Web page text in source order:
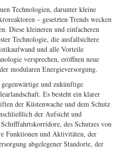
Technologien, darunter kleine
– gesetzten Trends wecken
Diese kleineren und einfacheren
Technologie, die ausfallsichere
und alle Vorteile
versprechen, eröffnen neue
modularen Energieversorgung.
und zukünftige
Es besteht ein klarer
der Küstenwache und dem Schutz
der Aufsicht und
des Schutzes von
Funktionen und Aktivitäten, der
abgelegener Standorte, der